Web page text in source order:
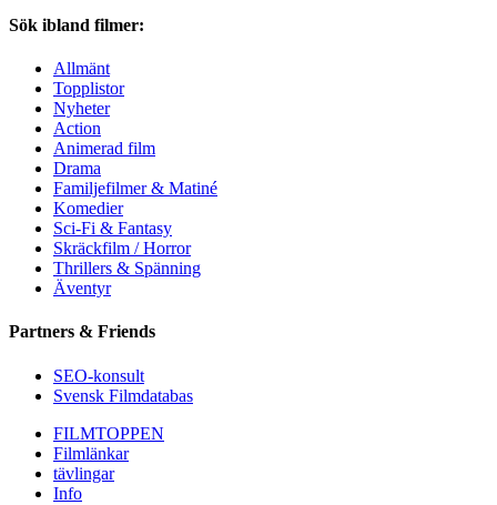
Sök ibland filmer:
Allmänt
Topplistor
Nyheter
Action
Animerad film
Drama
Familjefilmer & Matiné
Komedier
Sci-Fi & Fantasy
Skräckfilm / Horror
Thrillers & Spänning
Äventyr
Partners & Friends
SEO-konsult
Svensk Filmdatabas
FILMTOPPEN
Filmlänkar
tävlingar
Info